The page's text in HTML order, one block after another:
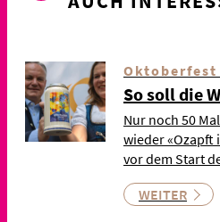
Oktoberfest
So soll die
Nur noch 50
wieder «Ozapft
vor dem Start
WEITER